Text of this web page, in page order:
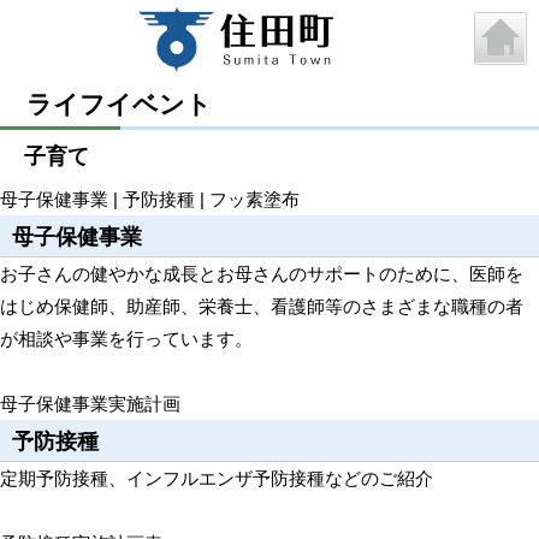
ライフイベント
子育て
母子保健事業 | 予防接種 | フッ素塗布
母子保健事業
お子さんの健やかな成長とお母さんのサポートのために、医師を
はじめ保健師、助産師、栄養士、看護師等のさまざまな職種の者
が相談や事業を行っています。
母子保健事業実施計画
予防接種
定期予防接種、インフルエンザ予防接種などのご紹介